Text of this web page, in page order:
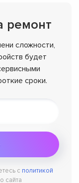
ремонт
сложности,
будет
сроки.
с политикой
сайта